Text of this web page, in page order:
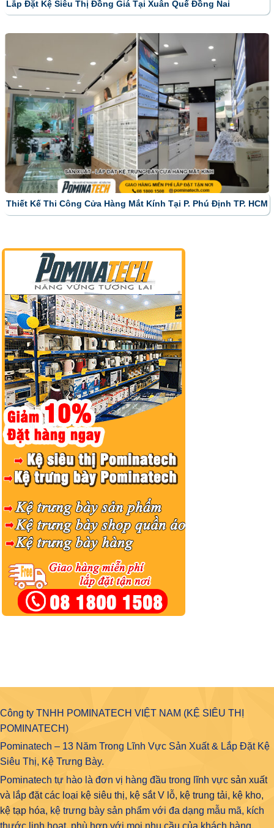
Lắp Đặt Kệ Siêu Thị Đồng Giá Tại Xuân Quế Đồng Nai
Thiết Kế Thi Công Cửa Hàng Mắt Kính Tại P. Phú Định TP. HCM
Công ty TNHH POMINATECH VIỆT NAM (KỆ SIÊU THỊ
POMINATECH)
Pominatech – 13 Năm Trong Lĩnh Vực Sản Xuất & Lắp Đặt Kệ
Siêu Thị, Kệ Trưng Bày.
Pominatech tự hào là đơn vị hàng đầu trong lĩnh vực sản xuất
và lắp đặt các loại kệ siêu thị, kệ sắt V lỗ, kệ trung tải, kệ kho,
kệ tạp hóa, kệ trưng bày sản phẩm với đa dạng mẫu mã, kích